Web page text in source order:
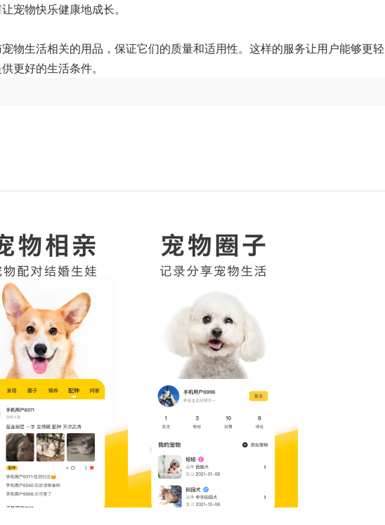
宠物快乐健康地成长。
物生活相关的用品，保证它们的质量和适用性。这样的服务让用户能够更轻
更好的生活条件。